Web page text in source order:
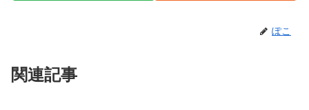
ぽこ
関連記事